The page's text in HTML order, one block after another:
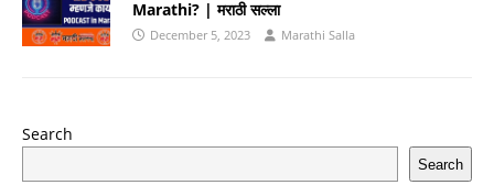
Marathi? | मराठी सल्ला
December 5, 2023 Marathi Salla
Search
Search